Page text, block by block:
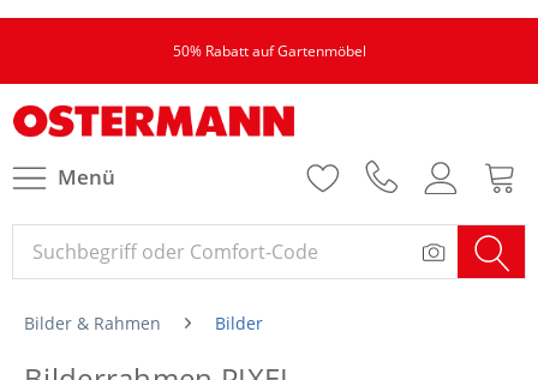
50% Rabatt auf Gartenmöbel
Menü
Bilder & Rahmen Bilder